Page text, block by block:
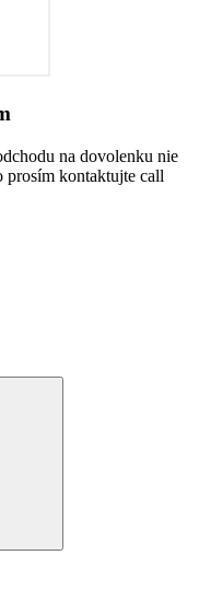
na dovolenku nie
prosím kontaktujte call